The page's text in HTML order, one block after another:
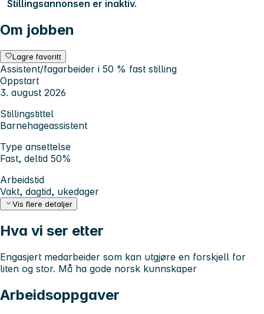
Stillingsannonsen er inaktiv.
Om jobben
Lagre favoritt
Assistent/fagarbeider i 50 % fast stilling
Oppstart
3. august 2026
Stillingstittel
Barnehageassistent
Type ansettelse
Fast, deltid 50%
Arbeidstid
Vakt, dagtid, ukedager
Vis flere detaljer
Hva vi ser etter
Engasjert medarbeider som kan utgjøre en forskjell for
liten og stor. Må ha gode norsk kunnskaper
Arbeidsoppgaver